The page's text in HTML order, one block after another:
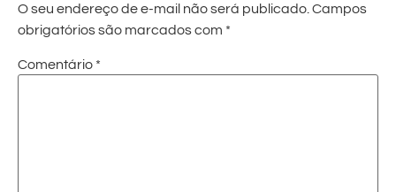
O seu endereço de e-mail não será publicado. Campos
obrigatórios são marcados com *
Comentário *